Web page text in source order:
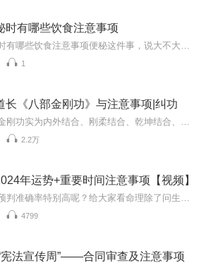
时有哪些饮食注意事项
1
长《八部金刚功》与注意事项|纠功
2.2万
年运势+重要时间注意事项【视频】
4799
宪法宣传周”——合同审查及注意事项